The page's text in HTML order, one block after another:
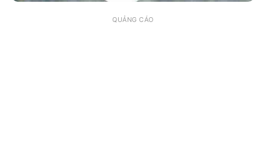
QUẢNG CÁO